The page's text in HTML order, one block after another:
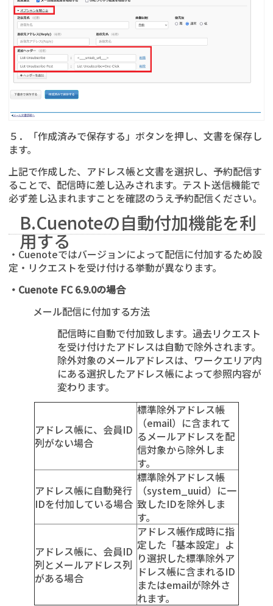
５．「作成済みで保存する」ボタンを押し、文書を保存し
ます。
上記で作成した、アドレス帳と文書を選択し、予約配信す
ることで、配信時に差し込みされます。テスト送信機能で
必ず差し込まれますことを確認のうえ予約配信ください。
B.Cuenoteの自動付加機能を利
用する
・Cuenoteではバージョンによって配信に付加するため設
定・リクエストを受け付ける挙動が異なります。
・Cuenote FC 6.9.0の場合
メール配信に付加する方法
配信時に自動で付加致します。過去リクエスト
を受け付けたアドレスは自動で除外されます。
除外対象のメールアドレスは、ワークエリア内
にある選択したアドレス帳によって参照内容が
変わります。
アドレス帳に、会員ID
列がない場合
標準除外アドレス帳
（email）に含まれて
るメールアドレスを配
信対象から除外しま
す。
アドレス帳に自動発行
IDを付加している場合
標準除外アドレス帳
（system_uuid）に一
致したIDを除外しま
す。
アドレス帳に、会員ID
列とメールアドレス列
がある場合
アドレス帳作成時に指
定した「基本設定」よ
り選択した標準除外ア
ドレス帳に含まれるID
またはemailが除外さ
れます。